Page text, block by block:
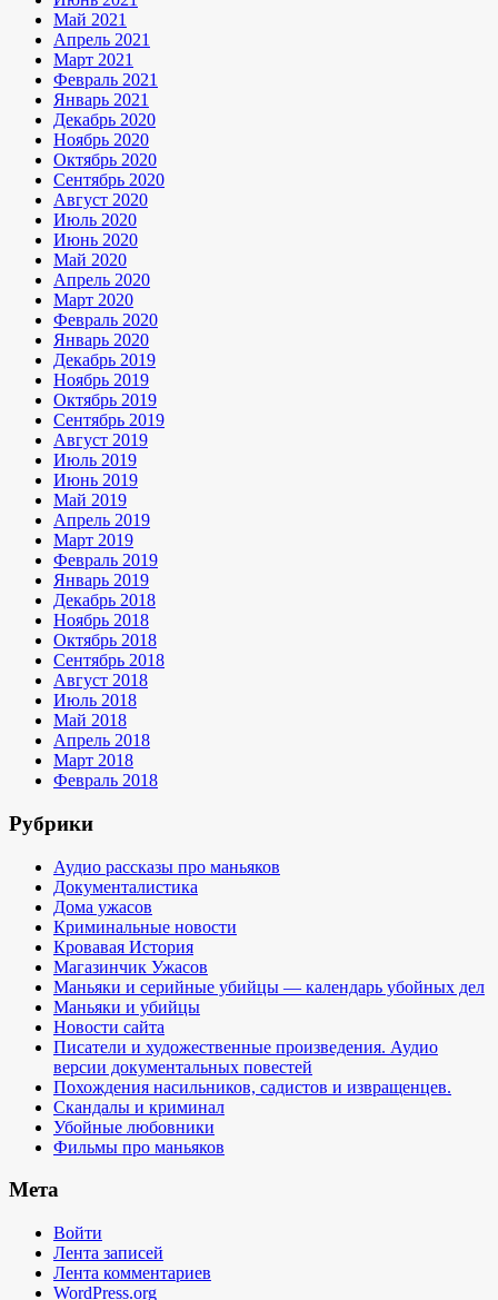
Май 2021
Апрель 2021
Март 2021
Февраль 2021
Январь 2021
Декабрь 2020
Ноябрь 2020
Октябрь 2020
Сентябрь 2020
Август 2020
Июль 2020
Июнь 2020
Май 2020
Апрель 2020
Март 2020
Февраль 2020
Январь 2020
Декабрь 2019
Ноябрь 2019
Октябрь 2019
Сентябрь 2019
Август 2019
Июль 2019
Июнь 2019
Май 2019
Апрель 2019
Март 2019
Февраль 2019
Январь 2019
Декабрь 2018
Ноябрь 2018
Октябрь 2018
Сентябрь 2018
Август 2018
Июль 2018
Май 2018
Апрель 2018
Март 2018
Февраль 2018
Рубрики
Аудио рассказы про маньяков
Документалистика
Дома ужасов
Криминальные новости
Кровавая История
Магазинчик Ужасов
Маньяки и серийные убийцы — календарь убойных дел
Маньяки и убийцы
Новости сайта
Писатели и художественные произведения. Аудио
версии документальных повестей
Похождения насильников, садистов и извращенцев.
Скандалы и криминал
Убойные любовники
Фильмы про маньяков
Мета
Войти
Лента записей
Лента комментариев
WordPress.org